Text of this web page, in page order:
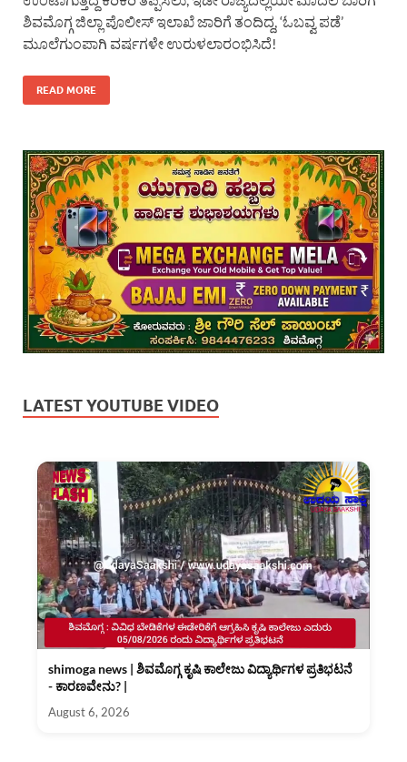
ಶಿವಮೊಗ್ಗ ಜಿಲ್ಲಾ ಪೊಲೀಸ್ ಇಲಾಖೆ ಜಾರಿಗೆ ತಂದಿದ್ದ, ‘ಓಬವ್ವ ಪಡೆ’
ಮೂಲೆಗುಂಪಾಗಿ ವರ್ಷಗಳೇ ಉರುಳಲಾರಂಭಿಸಿದೆ!
READ MORE
LATEST YOUTUBE VIDEO
shimoga news | ಶಿವಮೊಗ್ಗ ಕೃಷಿ ಕಾಲೇಜು ವಿದ್ಯಾರ್ಥಿಗಳ ಪ್ರತಿಭಟನೆ
- ಕಾರಣವೇನು? |
August 6, 2026